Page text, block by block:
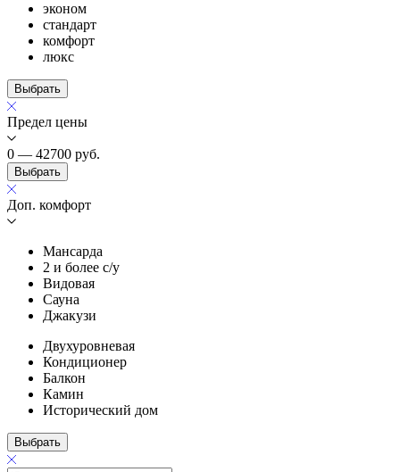
эконом
стандарт
комфорт
люкс
Выбрать
Предел цены
0 — 42700 руб.
Выбрать
Доп. комфорт
Мансарда
2 и более с/у
Видовая
Сауна
Джакузи
Двухуровневая
Кондиционер
Балкон
Камин
Исторический дом
Выбрать